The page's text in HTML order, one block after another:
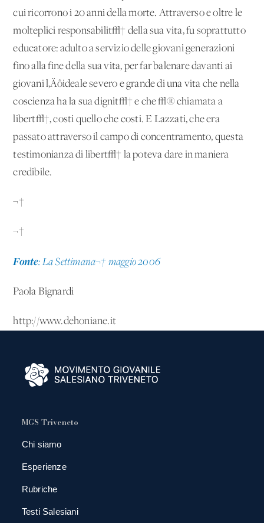
cui ricorrono i 20 anni della morte. Attraverso e oltre le
molteplici responsabilit√† della sua vita, fu soprattutto
educatore: adulto a servizio delle giovani generazioni
fino alla fine della sua vita, per far balenare davanti ai
giovani l‚Äôideale severo e grande di una vita che nella
coscienza ha la sua dignit√† e che √® chiamata a
libert√†, costi quello che costi. E Lazzati, che era
passato attraverso il campo di concentramento, questa
testimonianza di libert√† la poteva dare in maniera
credibile.
¬†
¬†
Fonte: La Settimana¬† maggio 2006
Paola Bignardi
http://www.dehoniane.it
MGS Triveneto
Chi siamo
Esperienze
Rubriche
Testi Salesiani